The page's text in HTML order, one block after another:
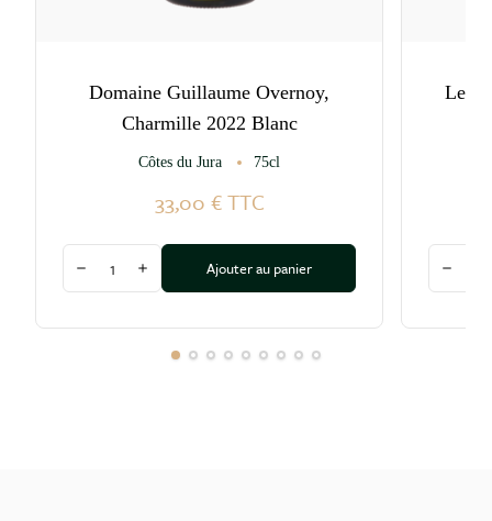
Domaine Guillaume Overnoy,
Charmille 2022 Blanc
Côtes du Jura 75cl
33,00 €TTC
Diminuer la quantité
Augmenter la quantité
Ajouter au panier
Les